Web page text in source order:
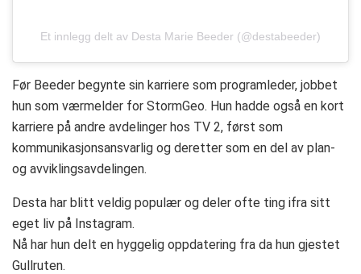
Et innlegg delt av Desta Marie Beeder (@destabeeder)
Før Beeder begynte sin karriere som programleder, jobbet
hun som værmelder for StormGeo. Hun hadde også en kort
karriere på andre avdelinger hos TV 2, først som
kommunikasjonsansvarlig og deretter som en del av plan-
og avviklingsavdelingen.
Desta har blitt veldig populær og deler ofte ting ifra sitt
eget liv på Instagram.
Nå har hun delt en hyggelig oppdatering fra da hun gjestet
Gullruten.